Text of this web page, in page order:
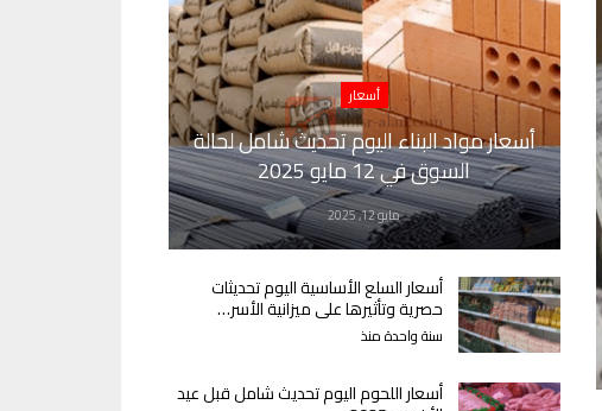
أسعار
أسعار مواد البناء اليوم تحديث شامل لحالة
السوق في 12 مايو 2025
مايو 12, 2025
أسعار السلع الأساسية اليوم تحديثات
حصرية وتأثيرها على ميزانية الأسر…
سنة واحدة منذ
أسعار اللحوم اليوم تحديث شامل قبل عيد